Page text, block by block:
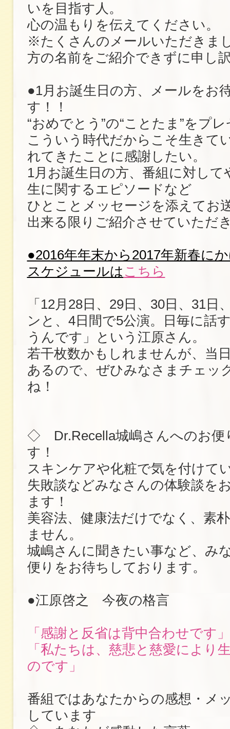
いを目指す人。
心の温もりを伝えてください。
※たくさんのメールいただきま
方の名前をご紹介できずに申し
●1月お誕生日の方、メールをお
す！！
“おめでとう”の“ことたま”をプ
こういう時代だからこそ生きて
れてきたことに感謝したい。
1月お誕生日の方、番組に対して
生に関するエピソードなど
ひとことメッセージを添えてお
出来る限りご紹介させていただ
●2016年年末から2017年新春に
スケジュールは こちら
「12月28日、29日、30日、31日
ンと、4日間で5公演。日毎に話
うんです」という江原さん。
若干枚数かもしれませんが、当
あるので、ぜひみなさまチェッ
ね！
◇ Dr.Recella城嶋さんへのお便
す！
スキンケアや化粧で気を付けて
失敗談などみなさんの体験談を
ます！
美容法、健康法だけでなく、素
ません。
城嶋さんに聞きたい事など、み
便りをお待ちしております。
●江原啓之 今夜の格言
「感謝と反省は背中合わせです」
「私たちは、慈悲と慈愛により
のです」
番組ではあなたからの感想・メ
しています